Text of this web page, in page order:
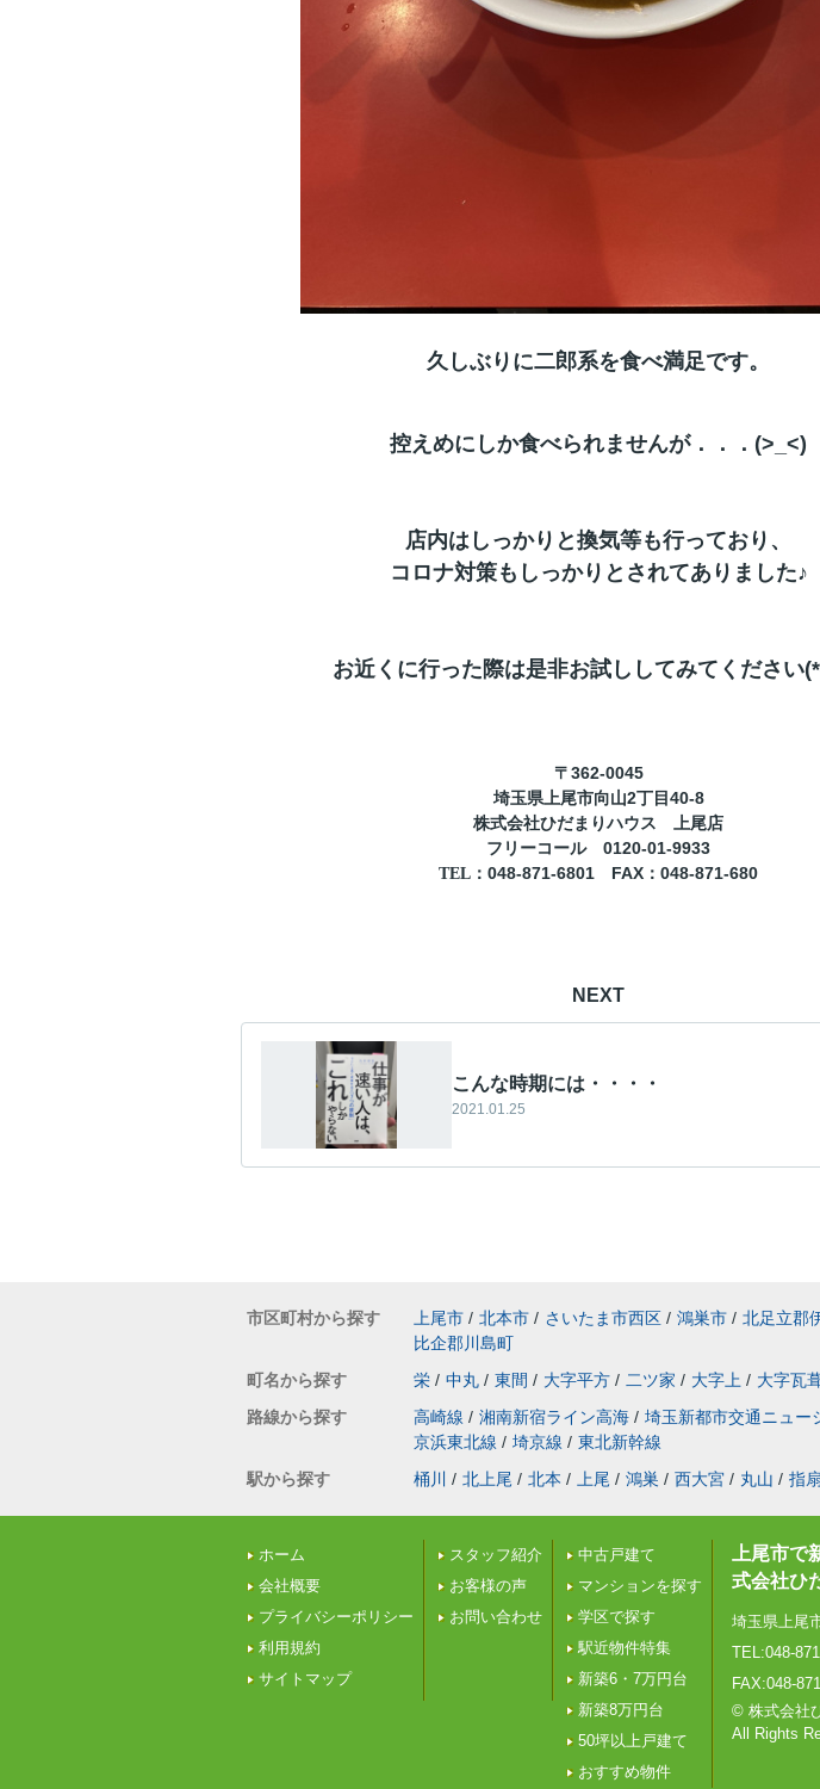
久しぶりに二郎系を食べ満足です。
控えめにしか食べられませんが．．．(>_<)
店内はしっかりと換気等も行っており、
コロナ対策もしっかりとされてありました♪
お近くに行った際は是非お試ししてみてください
〒 362-0045
埼玉県上尾市向山2丁目 40-8
株式会社ひだまりハウス 上尾店
フリーコール 0120-01-9933
TEL ： 048-871-6801 FAX ： 048-871-680
NEXT
こんな時期には・・・・
2021.01.25
市区町村から探す 上尾市 / 北本市 / さいたま市西区 / 鴻巣市 / 北足立郡
比企郡川島町
町名から探す
栄 / 中丸 / 東間 / 大字平方 / 二ツ家 / 大字上 / 大字瓦
路線から探す
高崎線 / 湘南新宿ライン高海 / 埼玉新都市交通ニュー
京浜東北線 / 埼京線 / 東北新幹線
駅から探す
桶川 / 北上尾 / 北本 / 上尾 / 鴻巣 / 西大宮 / 丸山 / 指扇
ホーム
会社概要
プライバシーポリシー
利用規約
サイトマップ
スタッフ紹介
お客様の声
お問い合わせ
中古戸建て
マンションを探す
学区で探す
駅近物件特集
新築6・7万円台
新築8万円台
50坪以上戸建て
おすすめ物件
上尾市
式会社ひ
埼玉県上尾
TEL:048-
FAX:048-
© 株式会社
All Rights